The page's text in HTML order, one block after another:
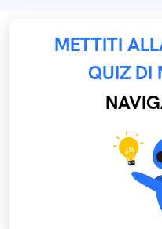
METTITI
QUIZ DI